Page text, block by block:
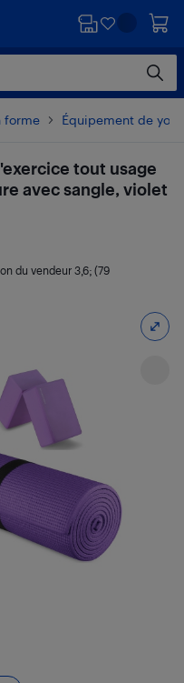
forme Équipement de
tout usage
avec sangle, violet
du vendeur 3,6; (79